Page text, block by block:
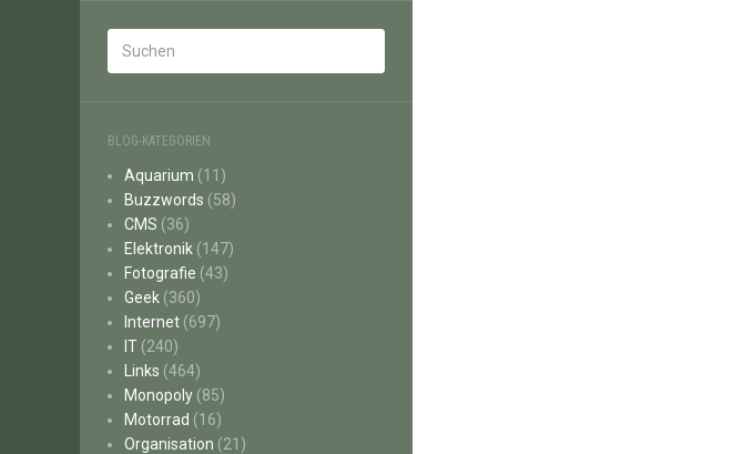
BLOG-KATEGORIEN
Aquarium (11)
Buzzwords (58)
CMS (36)
Elektronik (147)
Fotografie (43)
Geek (360)
Internet (697)
IT (240)
Links (464)
Monopoly (85)
Motorrad (16)
Organisation (21)